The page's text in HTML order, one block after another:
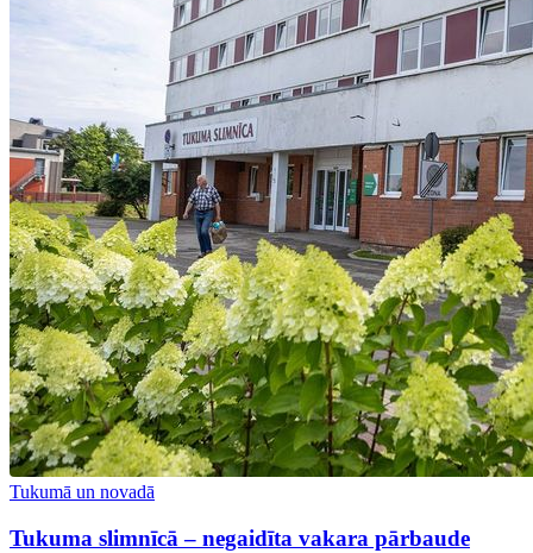
Tukumā un novadā
Tukuma slimnīcā – negaidīta vakara pārbaude